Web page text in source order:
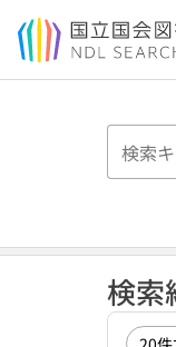
本文へ移動
検索